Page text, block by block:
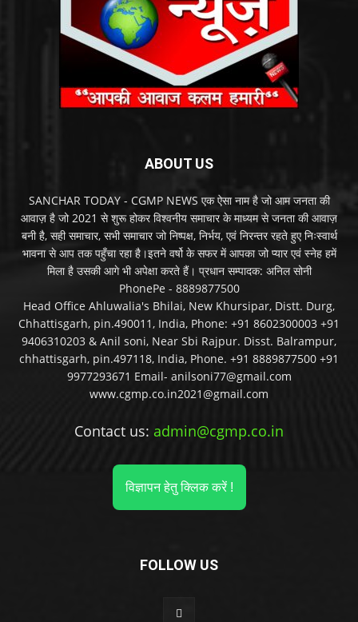
ABOUT US
SANCHAR TODAY - CGMP NEWS एक ऐसा नाम है जो आम जनता की
आवाज़ है जो 2021 से शुरू होकर विश्वनीय समाचार के माध्यम से जनता की आवाज़
बनी है, सही समाचार, सभी समाचार जो निष्पक्ष, निर्भय, एवं निरन्तर रहते हुए निःस्वार्थ
भावना से आप तक पहुँचा रहा है।इतने वर्षो के सफर में आपका जो प्यार एवं स्नेह हमें
मिला है उसकी आगे भी अपेक्षा करते हैं। प्रधान सम्पादक: अनिल सोनी
PhonePe - 8889877500
Head Office Ahluwalia's Bhilai, New Khursipar, Distt. Durg,
Chhattisgarh, pin.490011, India, Phone: +91 8602300003 +91
9406310203 & Anil soni, Near Sbi Rajpur. Disst. Balrampur,
chhattisgarh, pin.497118, India, Phone. +91 8889877500 +91
9977293671 Email- anilsoni77@gmail.com
www.cgmp.co.in2021@gmail.com
Contact us: admin@cgmp.co.in
विज्ञापन हेतु क्लिक करें !
FOLLOW US